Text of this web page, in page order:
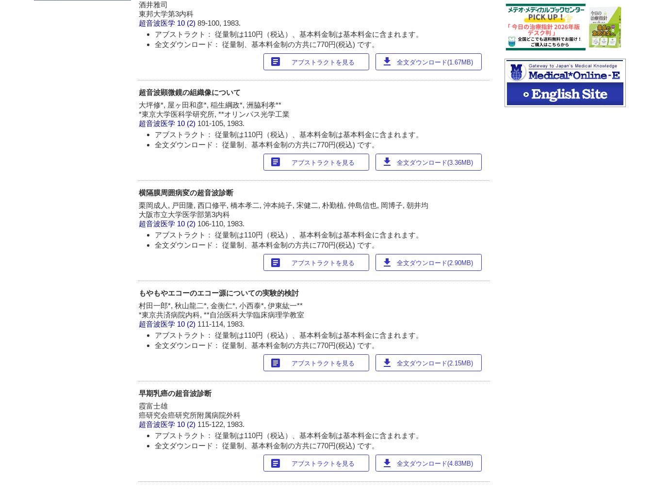
酒井雅司
東邦大学第3内科
超音波医学 10 (2)89-100, 1983.
アブストラクト： 従量制は110円（税込）、基本料金制は基本料金に含まれます。
全文ダウンロード： 従量制、基本料金制の方共に770円(税込) です。
article アブストラクトを見る download 全文ダウンロード(1.67MB)
超音波顕微鏡の組織像について
大坪修*, 屋ヶ田和彦*, 稲生綱政*, 洲脇利孝**
*東京大学医科学研究所, **オリンパス光学工業
超音波医学 10 (2) 101-105, 1983.
アブストラクト： 従量制は110円（税込）、基本料金制は基本料金に含まれます。
全文ダウンロード： 従量制、基本料金制の方共に770円(税込) です。
article アブストラクトを見る download 全文ダウンロード(3.36MB)
横隔膜周囲病変の超音波診断
栗岡成人, 戸田隆, 西口修平, 橋本孝二, 沖本純子, 宋健二, 朴勤植, 仲島信也, 岡博子, 朝井均
大阪市立大学医学部第3内科
超音波医学 10 (2) 106-110, 1983.
アブストラクト： 従量制は110円（税込）、基本料金制は基本料金に含まれます。
全文ダウンロード： 従量制、基本料金制の方共に770円(税込) です。
article アブストラクトを見る download 全文ダウンロード(2.90MB)
もやもやエコーのエコー源についての実験的検討
村田一郎*, 秋山龍二*, 金衡仁*, 小西泰*, 伊東紘一**
*東京共済病院内科, **自治医科大学臨床病理学教室
超音波医学 10 (2) 111-114, 1983.
アブストラクト： 従量制は110円（税込）、基本料金制は基本料金に含まれます。
全文ダウンロード： 従量制、基本料金制の方共に770円(税込) です。
article アブストラクトを見る download 全文ダウンロード(2.15MB)
早期乳癌の超音波診断
霞富士雄
癌研究会癌研究所附属病院外科
超音波医学 10 (2) 115-122, 1983.
アブストラクト： 従量制は110円（税込）、基本料金制は基本料金に含まれます。
全文ダウンロード： 従量制、基本料金制の方共に770円(税込) です。
article アブストラクトを見る download 全文ダウンロード(4.83MB)